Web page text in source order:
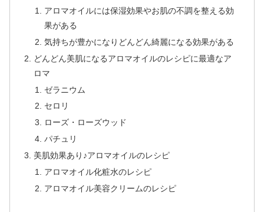
アロマオイルには保湿効果やお肌の不調を整える効
果がある
気持ちが豊かになりどんどん綺麗になる効果がある
どんどん美肌になるアロマオイルのレシピに最適なア
ロマ
ゼラニウム
セロリ
ローズ・ローズウッド
パチュリ
美肌効果あり♪アロマオイルのレシピ
アロマオイル化粧水のレシピ
アロマオイル美容クリームのレシピ